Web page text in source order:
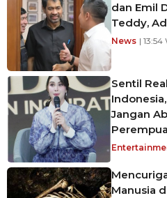
dan Emil
Teddy,
News | 13:54
Sentil
Jangan
Manusia